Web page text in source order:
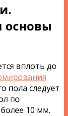
основы
вплоть до
пола следует
по
10 мм.